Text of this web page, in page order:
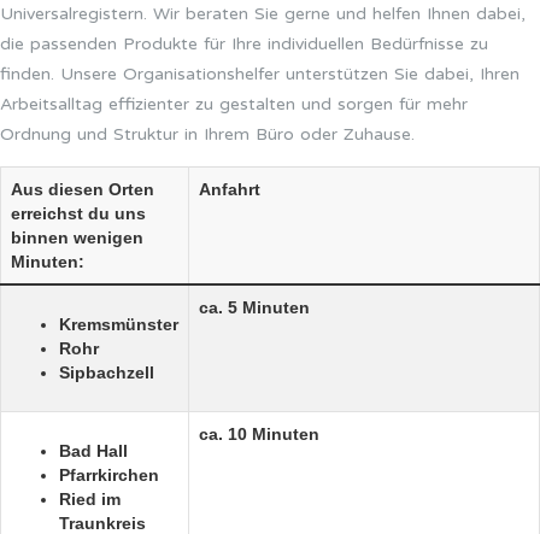
Universalregistern. Wir beraten Sie gerne und helfen Ihnen dabei,
die passenden Produkte für Ihre individuellen Bedürfnisse zu
finden. Unsere Organisationshelfer unterstützen Sie dabei, Ihren
Arbeitsalltag effizienter zu gestalten und sorgen für mehr
Ordnung und Struktur in Ihrem Büro oder Zuhause.
Aus diesen Orten
erreichst du uns
binnen wenigen
Minuten:
Anfahrt
Kremsmünster
Rohr
Sipbachzell
ca. 5 Minuten
Bad Hall
Pfarrkirchen
Ried im
Traunkreis
ca. 10 Minuten